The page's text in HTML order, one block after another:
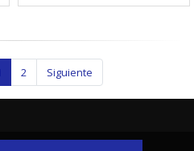
2 Siguiente